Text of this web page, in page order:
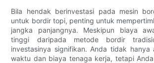
Bila hendak berinvestasi pada mesin
untuk bordir topi, penting untuk
jangka panjangnya. Meskipun biaya
tinggi daripada metode bordir
investasinya signifikan. Anda tidak hanya
waktu dan biaya tenaga kerja, tetapi